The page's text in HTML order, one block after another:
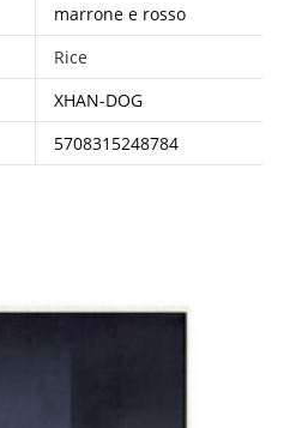
marrone e rosso
Rice
XHAN-DOG
5708315248784